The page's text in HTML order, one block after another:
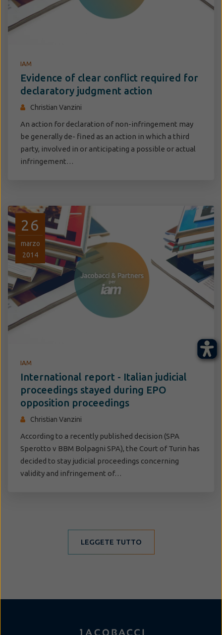
IAM
Evidence of clear conflict required for
declaratory judgment action
Christian Vanzini
An action for declaration of non-infringement may
be generally de- fined as an action in which a third
party, involved in or anticipating a possible or actual
infringement…
26
marzo
2014
IAM
International report - Italian judicial
proceedings stayed during EPO
opposition proceedings
Christian Vanzini
According to a recently published decision (SPA
Sperotto v BBM Bolpagni SPA), the Court of Turin has
decided to stay judicial proceedings concerning
validity and infringement of…
LEGGETE TUTTO